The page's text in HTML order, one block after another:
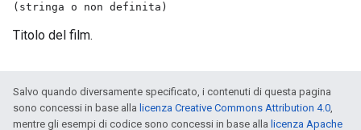
(stringa o non definita)
Titolo del film.
Salvo quando diversamente specificato, i contenuti di questa pagina
sono concessi in base alla licenza Creative Commons Attribution 4.0,
mentre gli esempi di codice sono concessi in base alla licenza Apache